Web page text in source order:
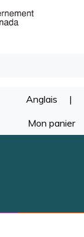
Anglais |
Mon panier